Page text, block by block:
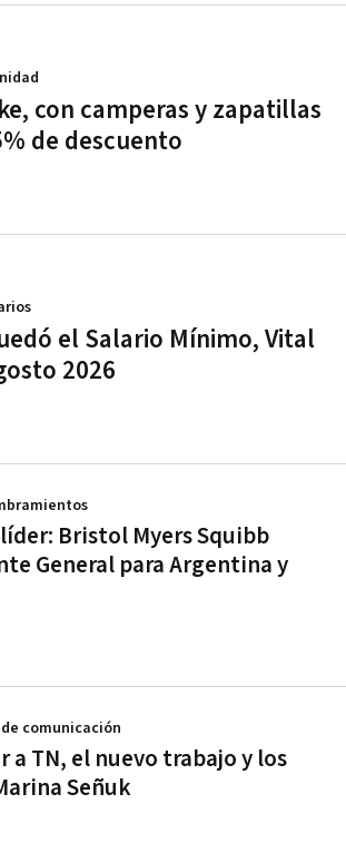
con camperas y zapatillas
de descuento
el Salario Mínimo, Vital
2026
Bristol Myers Squibb
General para Argentina y
a TN, el nuevo trabajo y los
Señuk
comunicación